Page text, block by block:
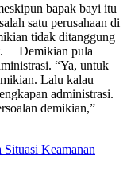
bapak bayi itu
satu perusahaan di
tidak ditanggung
Demikian pula
“Ya, untuk
Lalu kalau
administrasi.
demikian,”
Situasi Keamanan